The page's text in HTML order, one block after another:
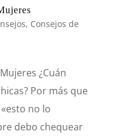
, Consejos de
¿Cuán
Por más que
no lo
debo chequear